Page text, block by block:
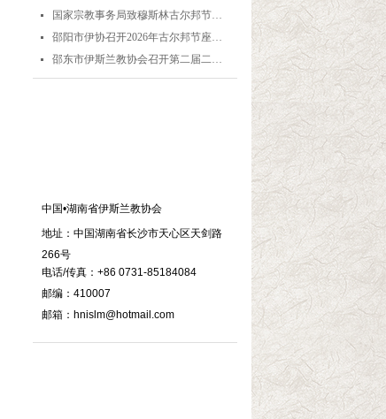
넷 国家宗教事务局致穆斯林古尔邦节贺信
넷 邵阳市伊协召开2026年古尔邦节座谈会
넷 邵东市伊斯兰教协会召开第二届二次理事会
地址：中国湖南省长沙市天心区天剑路
266号
中国•湖南省伊斯兰教协会
电话/传真：+86 0731-85184084
邮编：410007
邮箱：hnislm@hotmail.com